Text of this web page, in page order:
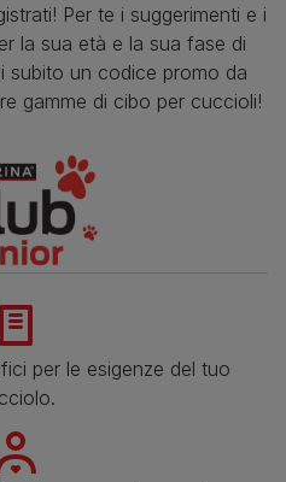
Per te i suggerimenti e i
la sua età e la sua fase di
subito un codice promo da
gamme di cibo per cuccioli!
per le esigenze del tuo